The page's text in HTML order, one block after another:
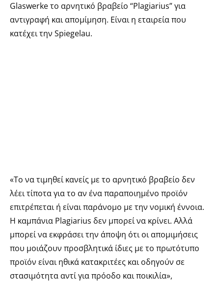
Glaswerke το αρνητικό βραβείο “Plagiarius” για
αντιγραφή και απομίμηση. Είναι η εταιρεία που
κατέχει την Spiegelau.
«Το να τιμηθεί κανείς με το αρνητικό βραβείο δεν
λέει τίποτα για το αν ένα παραποιημένο προϊόν
επιτρέπεται ή είναι παράνομο με την νομική έννοια.
Η καμπάνια Plagiarius δεν μπορεί να κρίνει. Αλλά
μπορεί να εκφράσει την άποψη ότι οι απομιμήσεις
που μοιάζουν προσβλητικά ίδιες με το πρωτότυπο
προϊόν είναι ηθικά κατακριτέες και οδηγούν σε
στασιμότητα αντί για πρόοδο και ποικιλία»,